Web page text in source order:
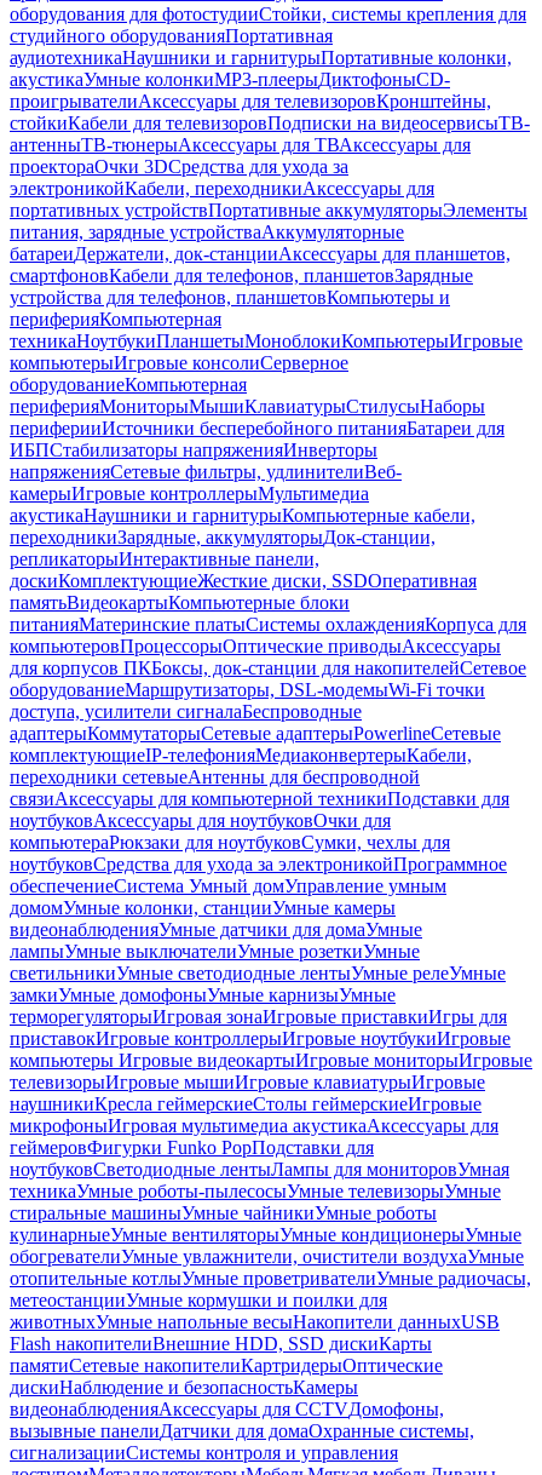
оборудования для фотостудииСтойки, системы крепления для
студийного оборудованияПортативная
аудиотехникаНаушники и гарнитурыПортативные колонки,
акустикаУмные колонкиMP3-плеерыДиктофоныCD-
проигрывателиАксессуары для телевизоровКронштейны,
стойкиКабели для телевизоровПодписки на видеосервисыТВ-
антенныТВ-тюнерыАксессуары для ТВАксессуары для
проектораОчки 3DСредства для ухода за
электроникойКабели, переходникиАксессуары для
портативных устройствПортативные аккумуляторыЭлементы
питания, зарядные устройстваАккумуляторные
батареиДержатели, док-станцииАксессуары для планшетов,
смартфоновКабели для телефонов, планшетовЗарядные
устройства для телефонов, планшетовКомпьютеры и
периферияКомпьютерная
техникаНоутбукиПланшетыМоноблокиКомпьютерыИгровые
компьютерыИгровые консолиСерверное
оборудованиеКомпьютерная
периферияМониторыМышиКлавиатурыСтилусыНаборы
периферииИсточники бесперебойного питанияБатареи для
ИБПСтабилизаторы напряженияИнверторы
напряженияСетевые фильтры, удлинителиВеб-
камерыИгровые контроллерыМультимедиа
акустикаНаушники и гарнитурыКомпьютерные кабели,
переходникиЗарядные, аккумуляторыДок-станции,
репликаторыИнтерактивные панели,
доскиКомплектующиеЖесткие диски, SSDОперативная
памятьВидеокартыКомпьютерные блоки
питанияМатеринские платыСистемы охлажденияКорпуса для
компьютеровПроцессорыОптические приводыАксессуары
для корпусов ПКБоксы, док-станции для накопителейСетевое
оборудованиеМаршрутизаторы, DSL-модемыWi-Fi точки
доступа, усилители сигналаБеспроводные
адаптерыКоммутаторыСетевые адаптерыPowerlineСетевые
комплектующиеIP-телефонияМедиаконвертерыКабели,
переходники сетевыеАнтенны для беспроводной
связиАксессуары для компьютерной техникиПодставки для
ноутбуковАксессуары для ноутбуковОчки для
компьютераРюкзаки для ноутбуковСумки, чехлы для
ноутбуковСредства для ухода за электроникойПрограммное
обеспечениеСистема Умный домУправление умным
домомУмные колонки, станцииУмные камеры
видеонаблюденияУмные датчики для домаУмные
лампыУмные выключателиУмные розеткиУмные
светильникиУмные светодиодные лентыУмные релеУмные
замкиУмные домофоныУмные карнизыУмные
терморегуляторыИгровая зонаИгровые приставкиИгры для
приставокИгровые контроллерыИгровые ноутбукиИгровые
компьютеры Игровые видеокартыИгровые мониторыИгровые
телевизорыИгровые мышиИгровые клавиатурыИгровые
наушникиКресла геймерскиеСтолы геймерскиеИгровые
микрофоныИгровая мультимедиа акустикаАксессуары для
геймеровФигурки Funko PopПодставки для
ноутбуковСветодиодные лентыЛампы для мониторовУмная
техникаУмные роботы-пылесосыУмные телевизорыУмные
стиральные машиныУмные чайникиУмные роботы
кулинарныеУмные вентиляторыУмные кондиционерыУмные
обогревателиУмные увлажнители, очистители воздухаУмные
отопительные котлыУмные проветривателиУмные радиочасы,
метеостанцииУмные кормушки и поилки для
животныхУмные напольные весыНакопители данныхUSB
Flash накопителиВнешние HDD, SSD дискиКарты
памятиСетевые накопителиКартридерыОптические
дискиНаблюдение и безопасностьКамеры
видеонаблюденияАксессуары для CCTVДомофоны,
вызывные панелиДатчики для домаОхранные системы,
сигнализацииСистемы контроля и управления